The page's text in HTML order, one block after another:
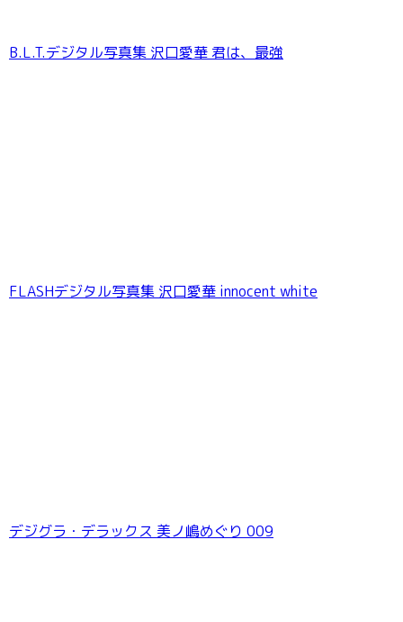
B.L.T.デジタル写真集 沢口愛華 君は、最強
FLASHデジタル写真集 沢口愛華 innocent white
デジグラ・デラックス 美ノ嶋めぐり 009